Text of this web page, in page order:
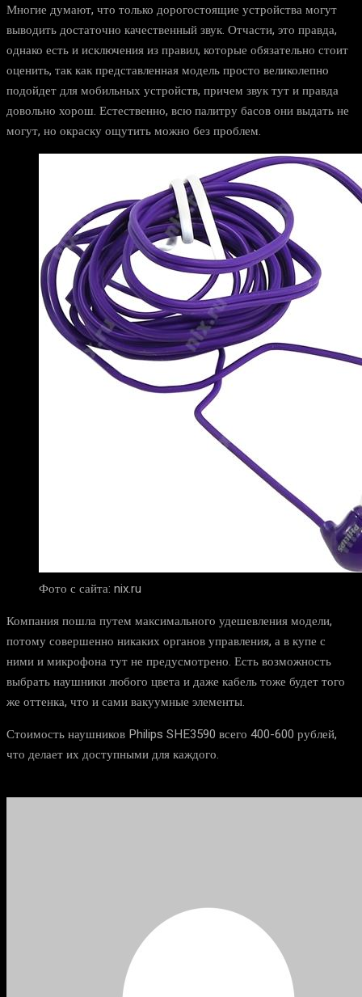
Многие думают, что только дорогостоящие устройства могут
выводить достаточно качественный звук. Отчасти, это правда,
однако есть и исключения из правил, которые обязательно стоит
оценить, так как представленная модель просто великолепно
подойдет для мобильных устройств, причем звук тут и правда
довольно хорош. Естественно, всю палитру басов они выдать не
могут, но окраску ощутить можно без проблем.
Фото с сайта: nix.ru
Компания пошла путем максимального удешевления модели,
потому совершенно никаких органов управления, а в купе с
ними и микрофона тут не предусмотрено. Есть возможность
выбрать наушники любого цвета и даже кабель тоже будет того
же оттенка, что и сами вакуумные элементы.
Стоимость наушников Philips SHE3590 всего 400-600 рублей,
что делает их доступными для каждого.